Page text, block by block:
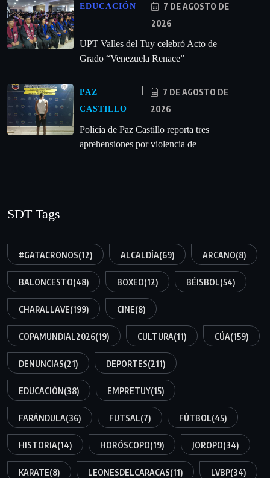
EDUCACIÓN
7 DE AGOSTO DE
2026
UPT Valles del Tuy celebró Acto de
Grado “Venezuela Renace”
PAZ
CASTILLO
7 DE AGOSTO DE
2026
‎Policía de Paz Castillo reporta tres
aprehensiones por violencia de
SDT Tags
#GATACRONOS(12) ALCALDÍA(69) ARCANO(8)
BALONCESTO(48) BOXEO(12) BÉISBOL(54)
CHARALLAVE(199) CINE(8)
COPAMUNDIAL2026(19) CULTURA(11) CÚA(159)
DENUNCIAS(21) DEPORTES(211)
EDUCACIÓN(38) EMPRETUY(15)
FARÁNDULA(36) FUTSAL(7) FÚTBOL(45)
HISTORIA(14) HORÓSCOPO(19) JOROPO(34)
KARATE(8) LEONESDELCARACAS(11) LVBP(34)